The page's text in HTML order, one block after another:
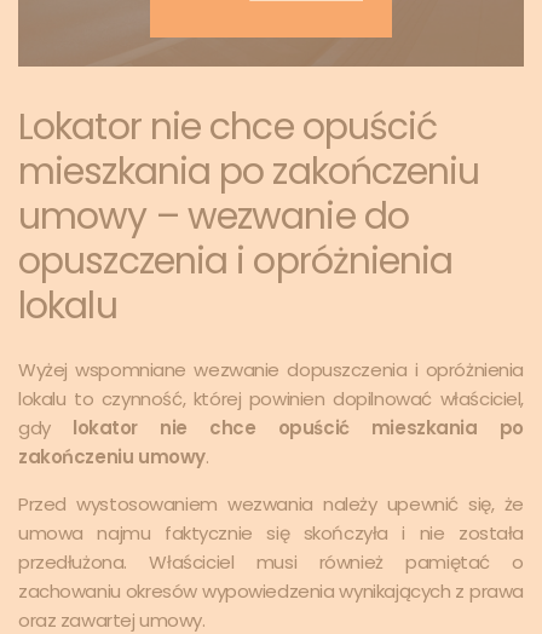
Lokator nie chce opuścić
mieszkania po zakończeniu
umowy – wezwanie do
opuszczenia i opróżnienia
lokalu
Wyżej wspomniane wezwanie dopuszczenia i opróżnienia
lokalu to czynność, której powinien dopilnować właściciel,
gdy lokator nie chce opuścić mieszkania po
zakończeniu umowy.
Przed wystosowaniem wezwania należy upewnić się, że
umowa najmu faktycznie się skończyła i nie została
przedłużona. Właściciel musi również pamiętać o
zachowaniu okresów wypowiedzenia wynikających z prawa
oraz zawartej umowy.